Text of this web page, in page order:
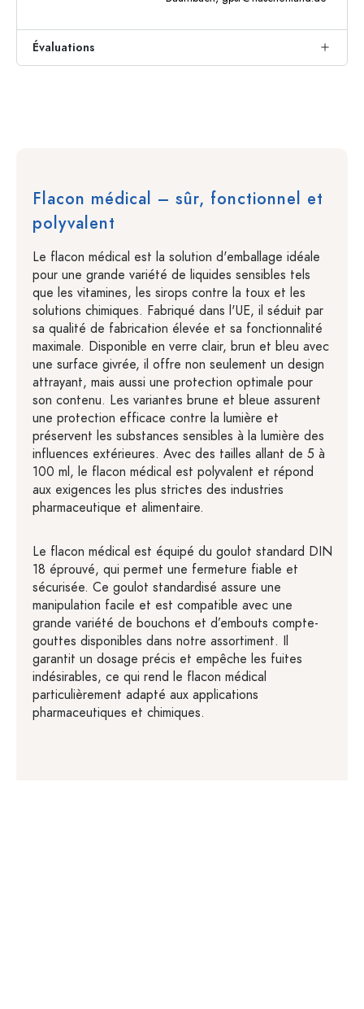
Évaluations
Flacon médical – sûr, fonctionnel et
polyvalent
Le flacon médical est la solution d'emballage idéale
pour une grande variété de liquides sensibles tels
que les vitamines, les sirops contre la toux et les
solutions chimiques. Fabriqué dans l'UE, il séduit par
sa qualité de fabrication élevée et sa fonctionnalité
maximale. Disponible en verre clair, brun et bleu avec
une surface givrée, il offre non seulement un design
attrayant, mais aussi une protection optimale pour
son contenu. Les variantes brune et bleue assurent
une protection efficace contre la lumière et
préservent les substances sensibles à la lumière des
influences extérieures. Avec des tailles allant de 5 à
100 ml, le flacon médical est polyvalent et répond
aux exigences les plus strictes des industries
pharmaceutique et alimentaire.
Le flacon médical est équipé du goulot standard DIN
18 éprouvé, qui permet une fermeture fiable et
sécurisée. Ce goulot standardisé assure une
manipulation facile et est compatible avec une
grande variété de bouchons et d’embouts compte-
gouttes disponibles dans notre assortiment. Il
garantit un dosage précis et empêche les fuites
indésirables, ce qui rend le flacon médical
particulièrement adapté aux applications
pharmaceutiques et chimiques.